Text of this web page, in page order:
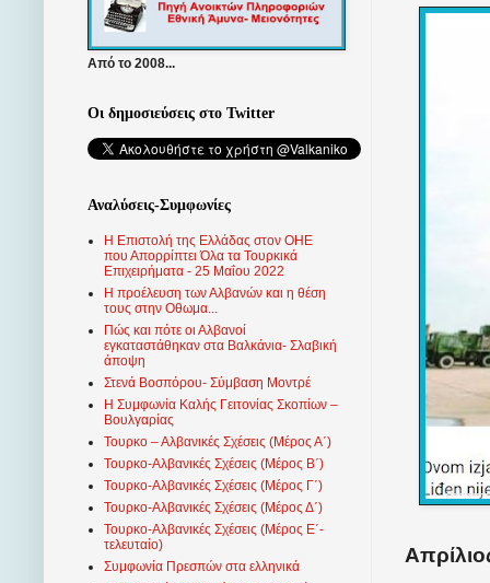
Από το 2008...
Οι δημοσιεύσεις στο Twitter
Αναλύσεις-Συμφωνίες
Η Επιστολή της Ελλάδας στον ΟΗΕ
που Απορρίπτει Όλα τα Τουρκικά
Επιχειρήματα - 25 Μαΐου 2022
Η προέλευση των Αλβανών και η θέση
τους στην Οθωμα...
Πώς και πότε οι Αλβανοί
εγκαταστάθηκαν στα Βαλκάνια- Σλαβική
άποψη
Στενά Βοσπόρου- Σύμβαση Μοντρέ
Η Συμφωνία Καλής Γειτονίας Σκοπίων –
Βουλγαρίας
Τουρκο – Αλβανικές Σχέσεις (Mέρος Α΄)
Τουρκο-Αλβανικές Σχέσεις (Μέρος Β΄)
Τουρκο-Αλβανικές Σχέσεις (Μέρος Γ΄)
Τουρκο-Αλβανικές Σχέσεις (Μέρος Δ΄)
Τουρκο-Αλβανικές Σχέσεις (Μέρος Ε΄-
τελευταίο)
Συμφωνία Πρεσπών στα ελληνικά